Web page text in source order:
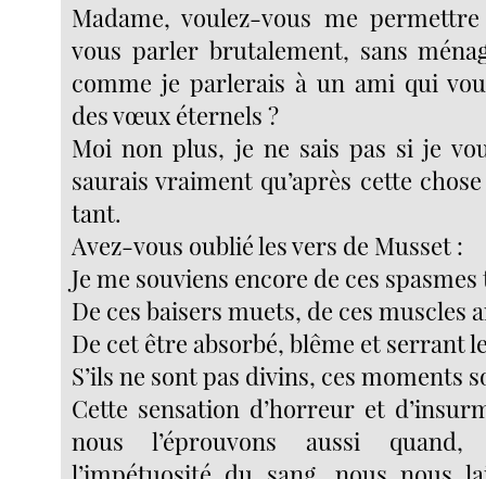
Madame, voulez-vous me
vous parler brutalement, sans
comme je parlerais à un ami qui
des vœux éternels ?
Moi non plus, je ne sais pas si je
saurais vraiment qu’après cette
tant.
Avez-vous oublié les vers de Musset :
Je me souviens encore de ces
De ces baisers muets, de ces muscles
De cet être absorbé, blême et serrant
S’ils ne sont pas divins, ces moments
Cette sensation d’horreur et
nous l’éprouvons aussi